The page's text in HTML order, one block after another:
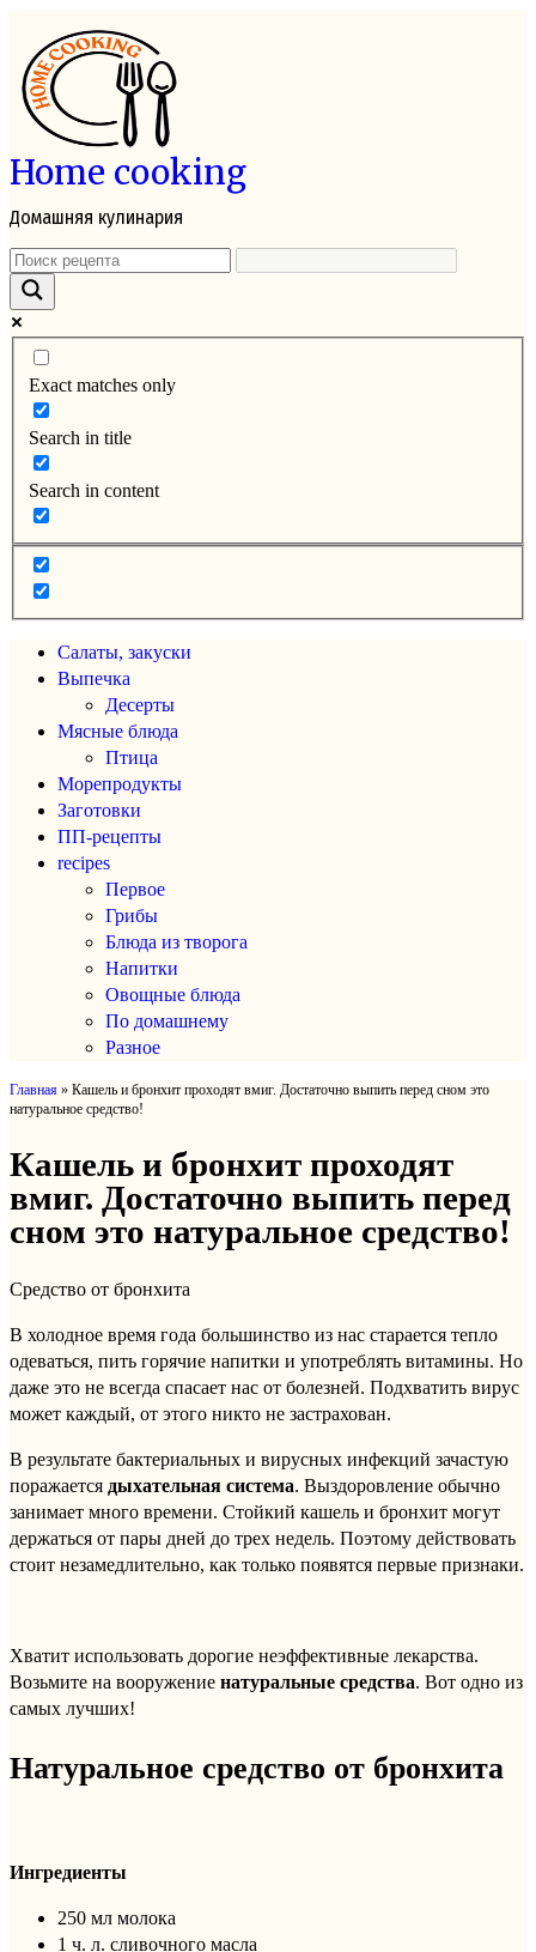
контенту
Home cooking
Домашняя кулинария
Exact matches only
Search in title
Search in content
Салаты, закуски
Выпечка
Десерты
Мясные блюда
Птица
Морепродукты
Заготовки
ПП-рецепты
recipes
Первое
Грибы
Блюда из творога
Напитки
Овощные блюда
По домашнему
Разное
Главная » Кашель и бронхит проходят вмиг. Достаточно выпить перед сном это
натуральное средство!
Кашель и бронхит проходят
вмиг. Достаточно выпить перед
сном это натуральное средство!
Средство от бронхита
В холодное время года большинство из нас старается тепло
одеваться, пить горячие напитки и употреблять витамины. Но
даже это не всегда спасает нас от болезней. Подхватить вирус
может каждый, от этого никто не застрахован.
В результате бактериальных и вирусных инфекций зачастую
поражается дыхательная система. Выздоровление обычно
занимает много времени. Стойкий кашель и бронхит могут
держаться от пары дней до трех недель. Поэтому действовать
стоит незамедлительно, как только появятся первые признаки.
Хватит использовать дорогие неэффективные лекарства.
Возьмите на вооружение натуральные средства. Вот одно из
самых лучших!
Натуральное средство от бронхита
Ингредиенты
250 мл молока
1 ч. л. сливочного масла